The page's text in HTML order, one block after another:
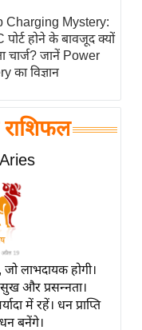
Charging Mystery:
होने के बावजूद क्यों
चार्ज? जानें Power
का विज्ञान
लाभदायक होगी।
और प्रसन्नता।
में रहें। धन प्राप्ति
बनेंगे।